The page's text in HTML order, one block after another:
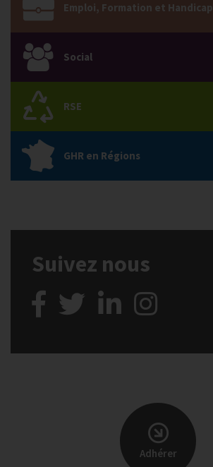
Emploi, Formation et Handicap
Social
RSE
GHR en Régions
Suivez nous
Adhérer